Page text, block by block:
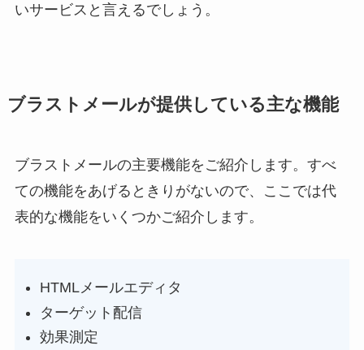
いサービスと言えるでしょう。
ブラストメールが提供している主な機能
ブラストメールの主要機能をご紹介します。すべ
ての機能をあげるときりがないので、ここでは代
表的な機能をいくつかご紹介します。
HTMLメールエディタ
ターゲット配信
効果測定